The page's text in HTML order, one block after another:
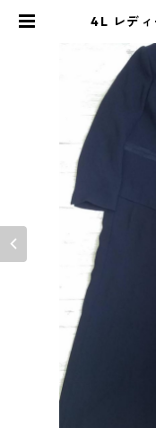
4L レデ
ォーマ